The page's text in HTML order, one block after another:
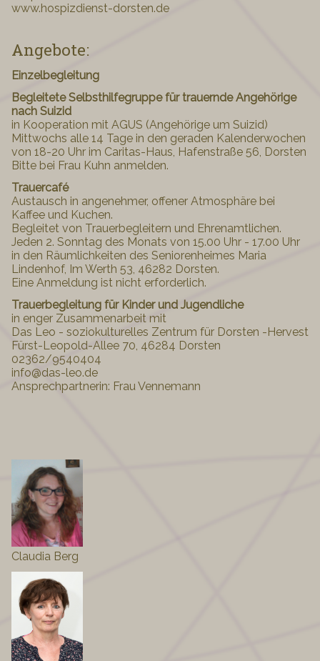
www.hospizdienst-dorsten.de
Angebote:
Einzelbegleitung
Begleitete Selbsthilfegruppe für trauernde Angehörige
nach Suizid
in Kooperation mit AGUS (Angehörige um Suizid)
Mittwochs alle 14 Tage in den geraden Kalenderwochen
von 18-20 Uhr im Caritas-Haus, Hafenstraße 56, Dorsten
Bitte bei Frau Kuhn anmelden.
Trauercafé
Austausch in angenehmer, offener Atmosphäre bei
Kaffee und Kuchen.
Begleitet von Trauerbegleitern und Ehrenamtlichen.
Jeden 2. Sonntag des Monats von 15.00 Uhr - 17.00 Uhr
in den Räumlichkeiten des Seniorenheimes Maria
Lindenhof, Im Werth 53, 46282 Dorsten.
Eine Anmeldung ist nicht erforderlich.
Trauerbegleitung für Kinder und Jugendliche
in enger Zusammenarbeit mit
Das Leo - soziokulturelles Zentrum für Dorsten -Hervest
Fürst-Leopold-Allee 70, 46284 Dorsten
02362/9540404
info@das-leo.de
Ansprechpartnerin: Frau Vennemann
Claudia Berg